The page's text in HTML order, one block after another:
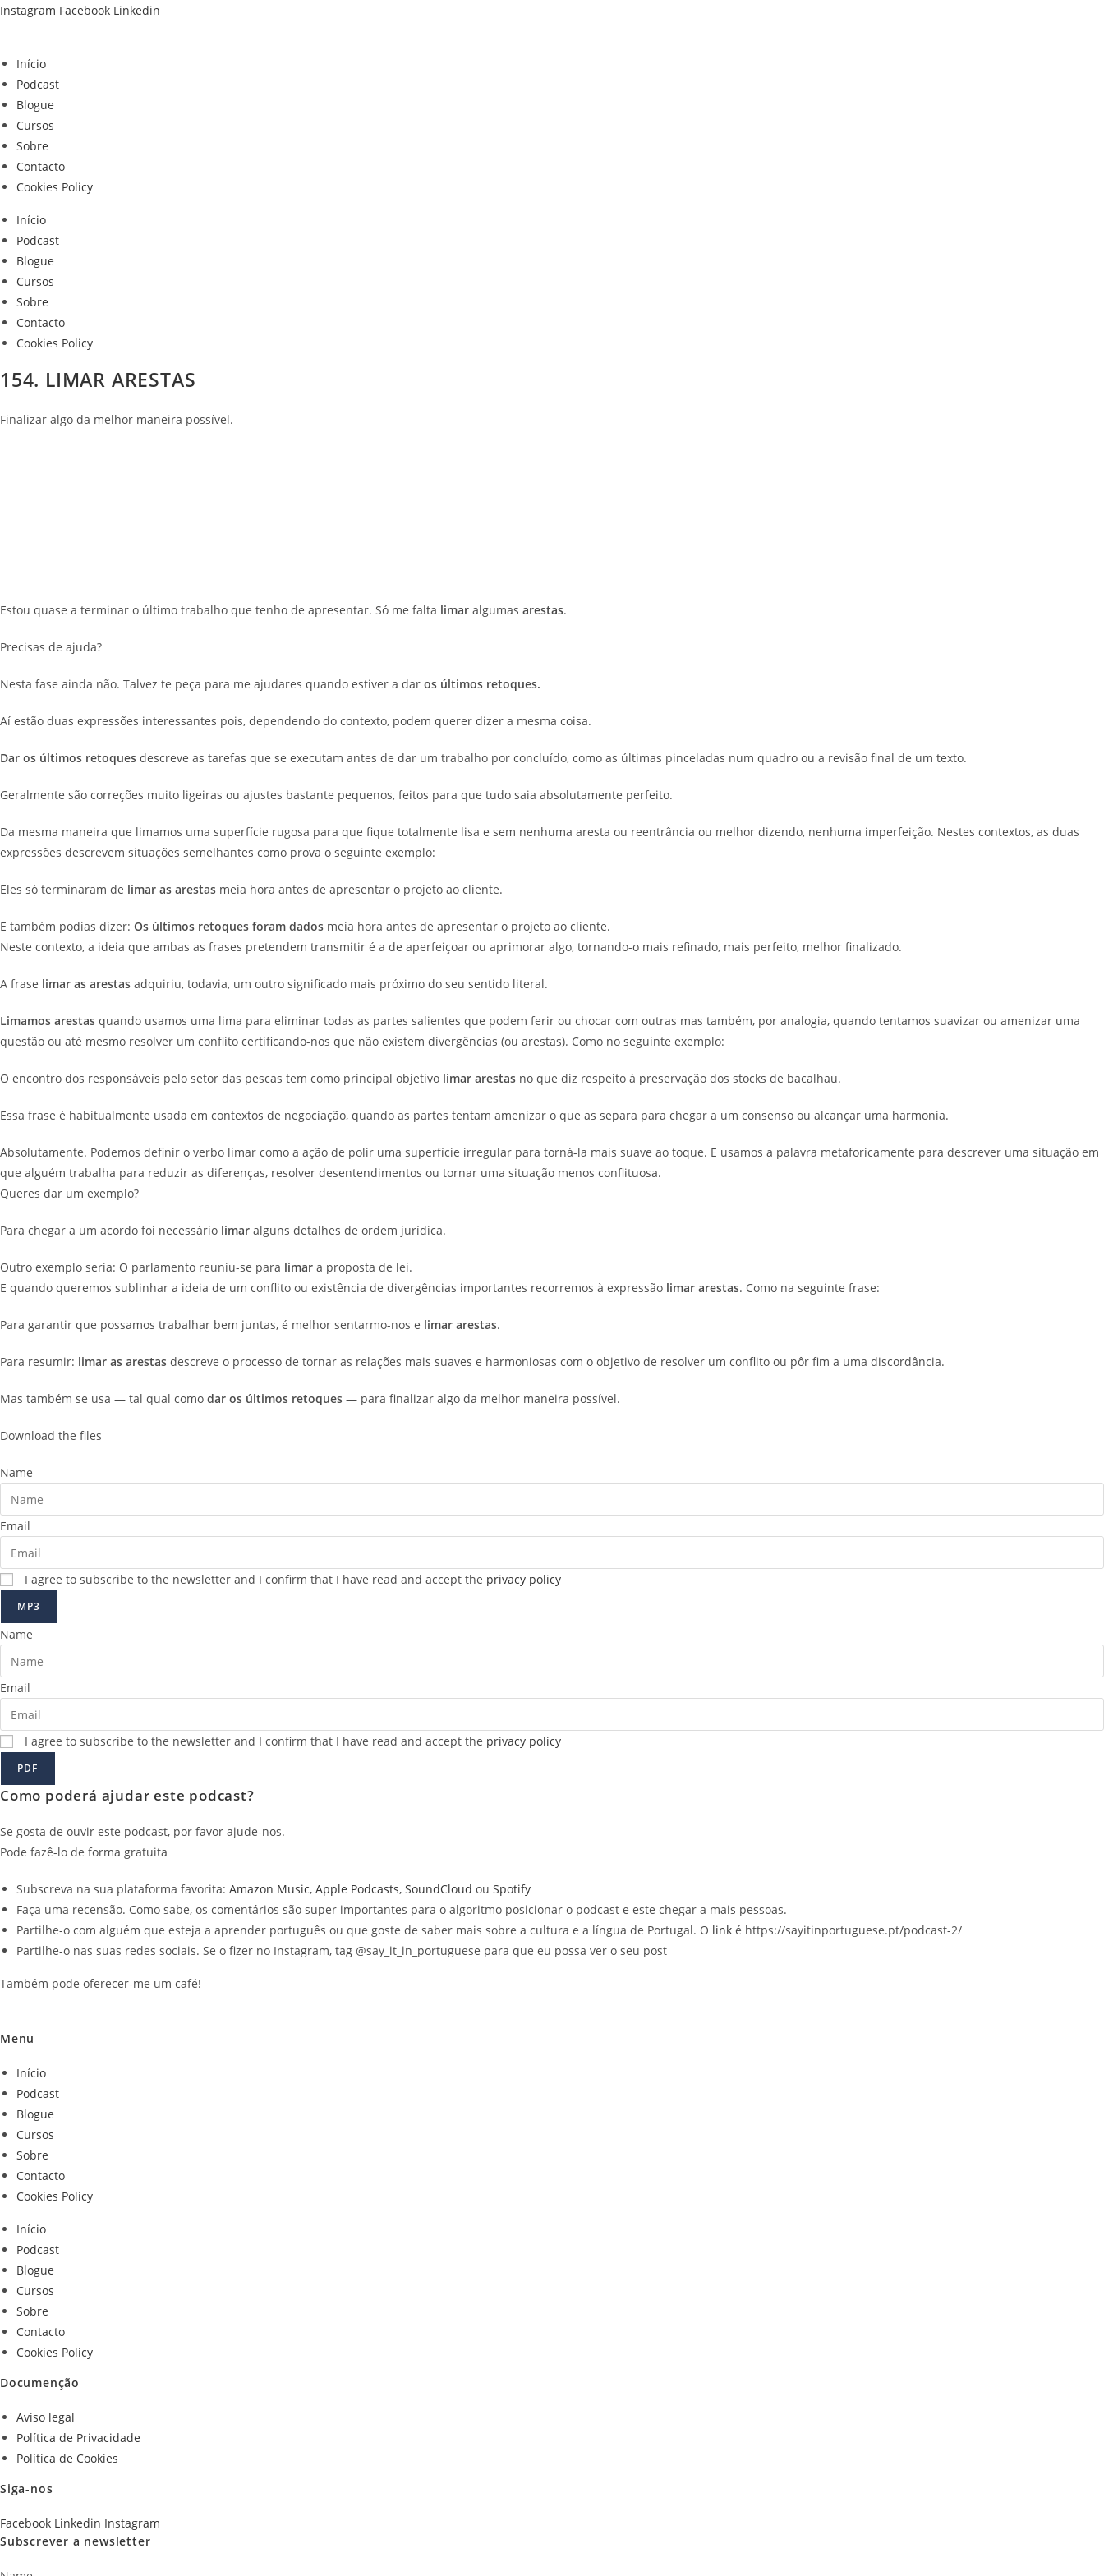
Skip
Instagram Facebook Linkedin
Início
Podcast
Blogue
Cursos
Sobre
Contacto
Cookies Policy
Início
Podcast
Blogue
Cursos
Sobre
Contacto
Cookies Policy
154. LIMAR ARESTAS
Finalizar algo da melhor maneira possível.
Estou quase a terminar o último trabalho que tenho de apresentar. Só me falta limar algumas arestas.
Precisas de ajuda?
Nesta fase ainda não. Talvez te peça para me ajudares quando estiver a dar os últimos retoques.
Aí estão duas expressões interessantes pois, dependendo do contexto, podem querer dizer a mesma coisa.
Dar os últimos retoques descreve as tarefas que se executam antes de dar um trabalho por concluído, como as últimas pinceladas num quadro ou a revisão final de um texto.
Geralmente são correções muito ligeiras ou ajustes bastante pequenos, feitos para que tudo saia absolutamente perfeito.
Da mesma maneira que limamos uma superfície rugosa para que fique totalmente lisa e sem nenhuma aresta ou reentrância ou melhor dizendo, nenhuma imperfeição. Nestes contextos, as duas
expressões descrevem situações semelhantes como prova o seguinte exemplo:
Eles só terminaram de limar as arestas meia hora antes de apresentar o projeto ao cliente.
E também podias dizer: Os últimos retoques foram dados meia hora antes de apresentar o projeto ao cliente.
Neste contexto, a ideia que ambas as frases pretendem transmitir é a de aperfeiçoar ou aprimorar algo, tornando-o mais refinado, mais perfeito, melhor finalizado.
A frase limar as arestas adquiriu, todavia, um outro significado mais próximo do seu sentido literal.
Limamos arestas quando usamos uma lima para eliminar todas as partes salientes que podem ferir ou chocar com outras mas também, por analogia, quando tentamos suavizar ou amenizar uma
questão ou até mesmo resolver um conflito certificando-nos que não existem divergências (ou arestas). Como no seguinte exemplo:
O encontro dos responsáveis pelo setor das pescas tem como principal objetivo limar arestas no que diz respeito à preservação dos stocks de bacalhau.
Essa frase é habitualmente usada em contextos de negociação, quando as partes tentam amenizar o que as separa para chegar a um consenso ou alcançar uma harmonia.
Absolutamente. Podemos definir o verbo limar como a ação de polir uma superfície irregular para torná-la mais suave ao toque. E usamos a palavra metaforicamente para descrever uma situação em
que alguém trabalha para reduzir as diferenças, resolver desentendimentos ou tornar uma situação menos conflituosa.
Queres dar um exemplo?
Para chegar a um acordo foi necessário limar alguns detalhes de ordem jurídica.
Outro exemplo seria: O parlamento reuniu-se para limar a proposta de lei.
E quando queremos sublinhar a ideia de um conflito ou existência de divergências importantes recorremos à expressão limar arestas. Como na seguinte frase:
Para garantir que possamos trabalhar bem juntas, é melhor sentarmo-nos e limar arestas.
Para resumir: limar as arestas descreve o processo de tornar as relações mais suaves e harmoniosas com o objetivo de resolver um conflito ou pôr fim a uma discordância.
Mas também se usa — tal qual como dar os últimos retoques — para finalizar algo da melhor maneira possível.
Download the files
Name
Email
I agree to subscribe to the newsletter and I confirm that I have read and accept the privacy policy
MP3
Name
Email
I agree to subscribe to the newsletter and I confirm that I have read and accept the privacy policy
PDF
Como poderá ajudar este podcast?
Se gosta de ouvir este podcast, por favor ajude-nos.
Pode fazê-lo de forma gratuita
Subscreva na sua plataforma favorita: Amazon Music, Apple Podcasts, SoundCloud ou Spotify
Faça uma recensão. Como sabe, os comentários são super importantes para o algoritmo posicionar o podcast e este chegar a mais pessoas.
Partilhe-o com alguém que esteja a aprender português ou que goste de saber mais sobre a cultura e a língua de Portugal. O link é https://sayitinportuguese.pt/podcast-2/
Partilhe-o nas suas redes sociais. Se o fizer no Instagram, tag @say_it_in_portuguese para que eu possa ver o seu post
Também pode oferecer-me um café!
Menu
Início
Podcast
Blogue
Cursos
Sobre
Contacto
Cookies Policy
Início
Podcast
Blogue
Cursos
Sobre
Contacto
Cookies Policy
Documenção
Aviso legal
Política de Privacidade
Política de Cookies
Siga-nos
Facebook Linkedin Instagram
Subscrever a newsletter